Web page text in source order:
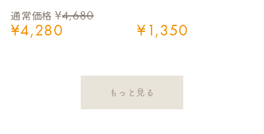
通常価格 ¥4,680
¥4,280 ¥1,350
もっと見る